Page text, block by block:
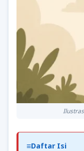
Daftar Isi